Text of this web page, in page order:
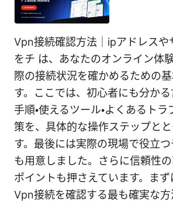
Vpn接続確認方法｜ipアドレスや
をチ は、あなたのオンライン体
際の接続状況を確かめるための
す。ここでは、初心者にも分か
手順・使えるツール・よくあるト
策を、具体的な操作ステップと
す。最後には実際の現場で役立
も用意しました。さらに信頼性
ポイントも押さえています。まず
Vpn接続を確認する最も確実な方